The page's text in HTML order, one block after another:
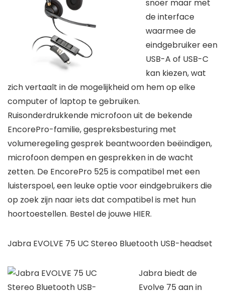
snoer maar met
de interface
waarmee de
eindgebruiker een
USB-A of USB-C
kan kiezen, wat
zich vertaalt in de mogelijkheid om hem op elke
computer of laptop te gebruiken.
Ruisonderdrukkende microfoon uit de bekende
EncorePro-familie, gespreksbesturing met
volumeregeling gesprek beantwoorden beëindigen,
microfoon dempen en gesprekken in de wacht
zetten. De EncorePro 525 is compatibel met een
luisterspoel, een leuke optie voor eindgebruikers die
op zoek zijn naar iets dat compatibel is met hun
hoortoestellen. Bestel de jouwe HIER.
Jabra EVOLVE 75 UC Stereo Bluetooth USB-headset
Jabra biedt de
Evolve 75 aan in